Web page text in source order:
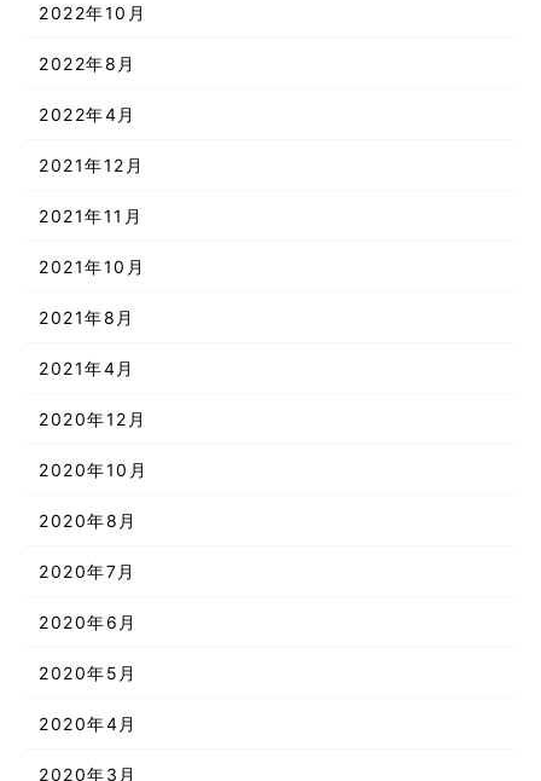
2022年10月
2022年8月
2022年4月
2021年12月
2021年11月
2021年10月
2021年8月
2021年4月
2020年12月
2020年10月
2020年8月
2020年7月
2020年6月
2020年5月
2020年4月
2020年3月